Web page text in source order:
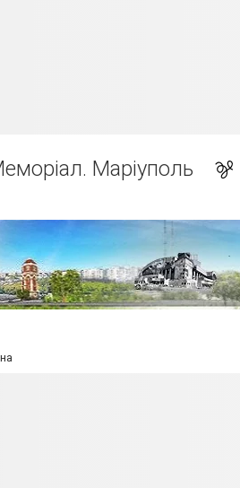
Маріуполь